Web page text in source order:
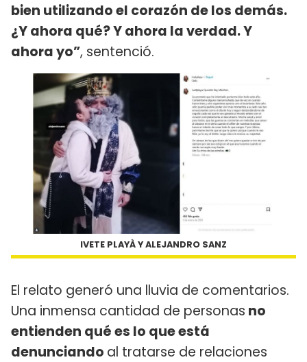
bien utilizando el corazón de los demás.
¿Y ahora qué? Y ahora la verdad. Y
ahora yo”, sentenció.
IVETE PLAYÀ Y ALEJANDRO SANZ
El relato generó una lluvia de comentarios.
Una inmensa cantidad de personas no
entienden qué es lo que está
denunciando al tratarse de relaciones